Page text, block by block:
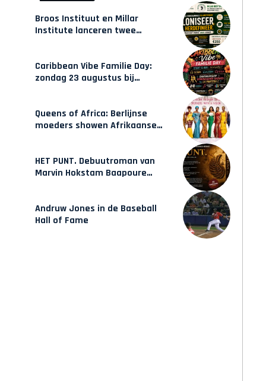
Broos Instituut en Millar
Institute lanceren twee
Caribbean Vibe Familie Day:
zondag 23 augustus bij
Queens of Africa: Berlijnse
moeders showen Afrikaanse
HET PUNT. Debuutroman van
Marvin Hokstam Baapoure
Andruw Jones in de Baseball
Hall of Fame